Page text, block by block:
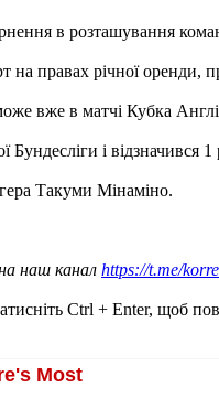
в розташування
правах річної
вже в матчі Кубка
і
Такуми Мінаміно.
наш канал https://t.me/
Ctrl + Enter, щоб